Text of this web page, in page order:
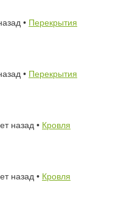
• Перекрытия
• Перекрытия
назад • Кровля
назад • Кровля